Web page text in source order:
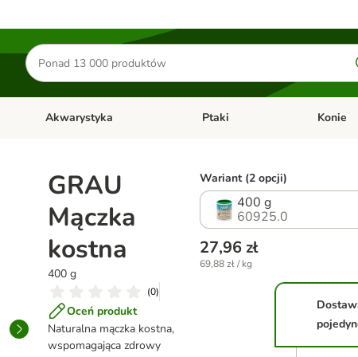
Szukaj
produktów
Otwórz menu kategorii: Małe zwierzęta
Akwarystyka Otwórz menu kategorii:
Ptaki Otwórz
Konie
GRAU
Mączka
kostna
400 g
(0)
Oceń produkt
Naturalna mączka kostna,
wspomagająca zdrowy
Wariant (2 opcji)
400 g
60925.0
27,96 zł
69,88 zł / kg